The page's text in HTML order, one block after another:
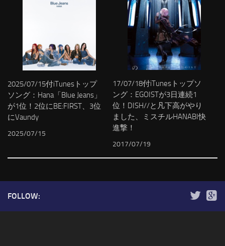
2025/07/15付iTunesトップ
ソング：Hana「Blue Jeans」
が1位！2位にBE:FIRST、3位
にVaundy
2025/07/15
17/07/18付iTunesトップソ
ング：EGOISTが3日連続1
位！DISH//と凡下高がやり
ました、ミスチルHANABI快
進撃！
2017/07/19
FOLLOW: